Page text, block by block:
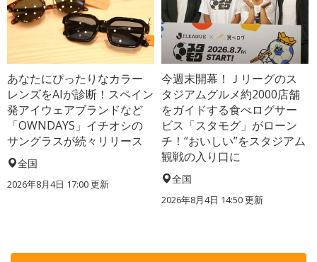
あなたにぴったりなカラー
レンズをAIが診断！スペイン
発アイウェアブランドなど
「OWNDAYS」イチオシの
サングラスが続々リリース
全国
2026年8月4日 17:00更新
今週末開幕！Ｊリーグのス
タジアムグルメ約2000店舗
をガイドする食べログサー
ビス「スタモグ」がローン
チ！“おいしい”をスタジアム
観戦の入り口に
全国
2026年8月4日 14:50更新